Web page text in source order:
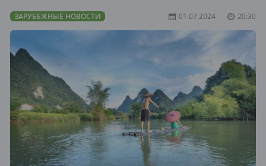
ЗАРУБЕЖНЫЕ НОВОСТИ 01.07.2024 20:30